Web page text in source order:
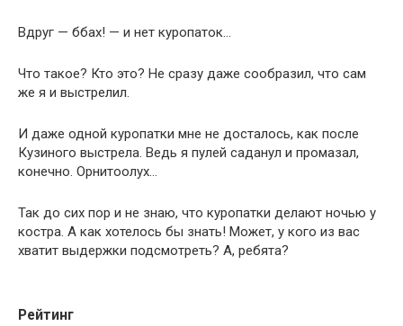
Вдруг — ббах! — и нет куропаток…
Что такое? Кто это? Не сразу даже сообразил, что сам
же я и выстрелил.
И даже одной куропатки мне не досталось, как после
Кузиного выстрела. Ведь я пулей саданул и промазал,
конечно. Орнитоолух…
Так до сих пор и не знаю, что куропатки делают ночью у
костра. А как хотелось бы знать! Может, у кого из вас
хватит выдержки подсмотреть? А, ребята?
Рейтинг